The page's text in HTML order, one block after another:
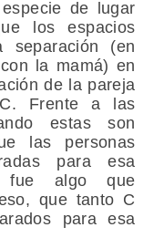
de lugar
los espacios
separación (en
la mamá) en
de la pareja
Frente a las
estas son
las personas
para esa
fue algo que
que tanto C
para esa